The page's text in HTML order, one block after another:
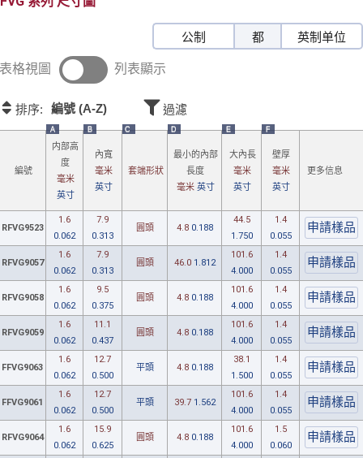
公制 都 英制单位
表格視圖 列表顯示
排序: 編號 (A-Z) 過濾
編號
A
内部高
度
毫米
英寸
B
內寬
毫米
英寸
C
套端形狀
D
最小的內部
長度
毫米 英寸
E
大內長
毫米
英寸
F
壁厚
毫米
英寸
更多信息
RFVG9523
1.6
0.062
7.9
0.313
圓頭 4.8 0.188
44.5
1.750
1.4
0.055
RFVG9057
1.6
0.062
7.9
0.313
圓頭 46.0 1.812
101.6
4.000
1.4
0.055
RFVG9058
1.6
0.062
9.5
0.375
圓頭 4.8 0.188
101.6
4.000
1.4
0.055
RFVG9059
1.6
0.062
11.1
0.437
圓頭 4.8 0.188
101.6
4.000
1.4
0.055
FFVG9063
1.6
0.062
12.7
0.500
平頭 4.8 0.188
38.1
1.500
1.4
0.055
FFVG9061
1.6
0.062
12.7
0.500
平頭 39.7 1.562
101.6
4.000
1.4
0.055
RFVG9064
1.6
0.062
15.9
0.625
圓頭 4.8 0.188
101.6
4.000
1.5
0.060